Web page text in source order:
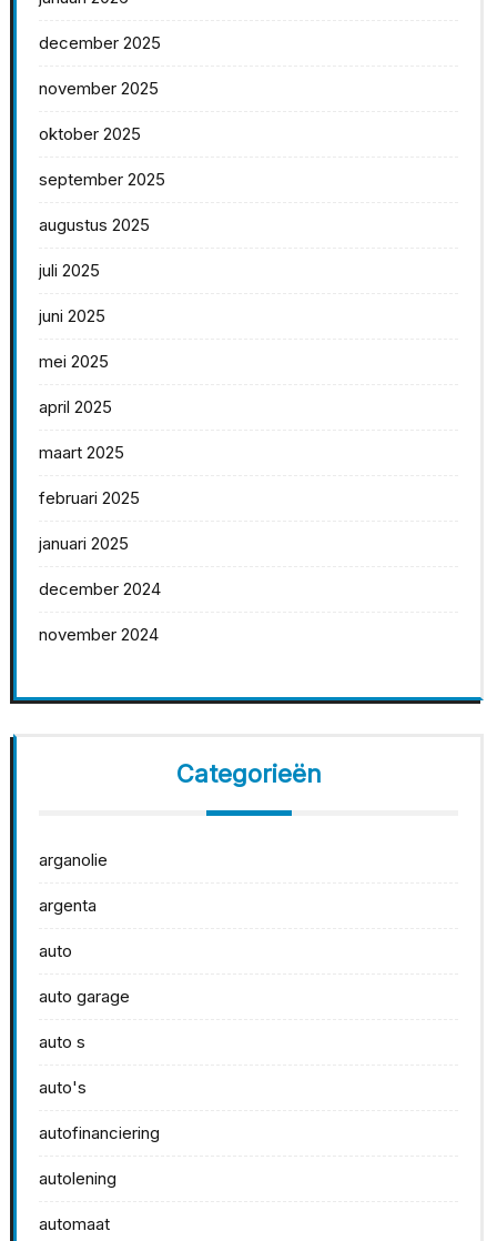
december 2025
november 2025
oktober 2025
september 2025
augustus 2025
juli 2025
juni 2025
mei 2025
april 2025
maart 2025
februari 2025
januari 2025
december 2024
november 2024
Categorieën
arganolie
argenta
auto
auto garage
auto s
auto's
autofinanciering
autolening
automaat